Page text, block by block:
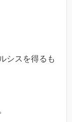
シスを得るも